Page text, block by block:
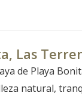
Las
de Playa
natural,